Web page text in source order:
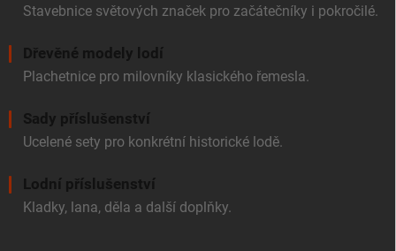
Stavebnice světových značek pro začátečníky i pokročilé.
Dřevěné modely lodí
Plachetnice pro milovníky klasického řemesla.
Sady příslušenství
Ucelené sety pro konkrétní historické lodě.
Lodní příslušenství
Kladky, lana, děla a další doplňky.